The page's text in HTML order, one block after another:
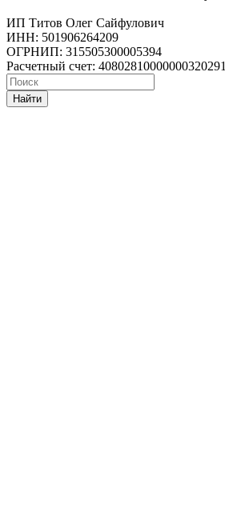
ИП Титов Олег Сайфулович
ИНН: 501906264209
ОГРНИП: 315505300005394
Расчетный счет: 40802810000000320291
Найти